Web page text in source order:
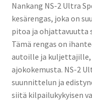
Nankang NS-2 Ultra
kesärengas, joka on
pitoa ja ohjattavuutta
Tämä rengas on
autoille ja kuljettajille,
ajokokemusta. NS-2
suunnittelun ja
siitä kilpailukykyisen